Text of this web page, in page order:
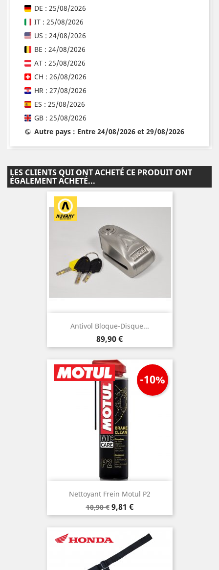
DE : 25/08/2026
IT : 25/08/2026
US : 24/08/2026
BE : 24/08/2026
AT : 25/08/2026
CH : 26/08/2026
HR : 27/08/2026
ES : 25/08/2026
GB : 25/08/2026
Autre pays : Entre 24/08/2026 et 29/08/2026
LES CLIENTS QUI ONT ACHETÉ CE PRODUIT ONT
ÉGALEMENT ACHETÉ...
Antivol Bloque-Disque...
Prix
89,90 €
Nettoyant Frein Motul P2
Prix
de
base
10,90 €
-10%
Prix
9,81 €